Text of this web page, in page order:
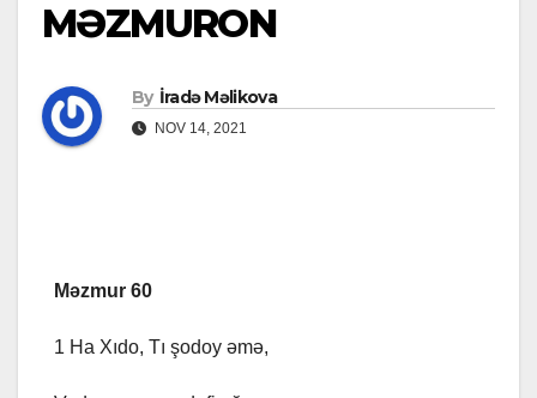
MƏZMURON
By İradə Məlikova
NOV 14, 2021
Məzmur 60
1 Ha Xıdo, Tı şodoy əmə,